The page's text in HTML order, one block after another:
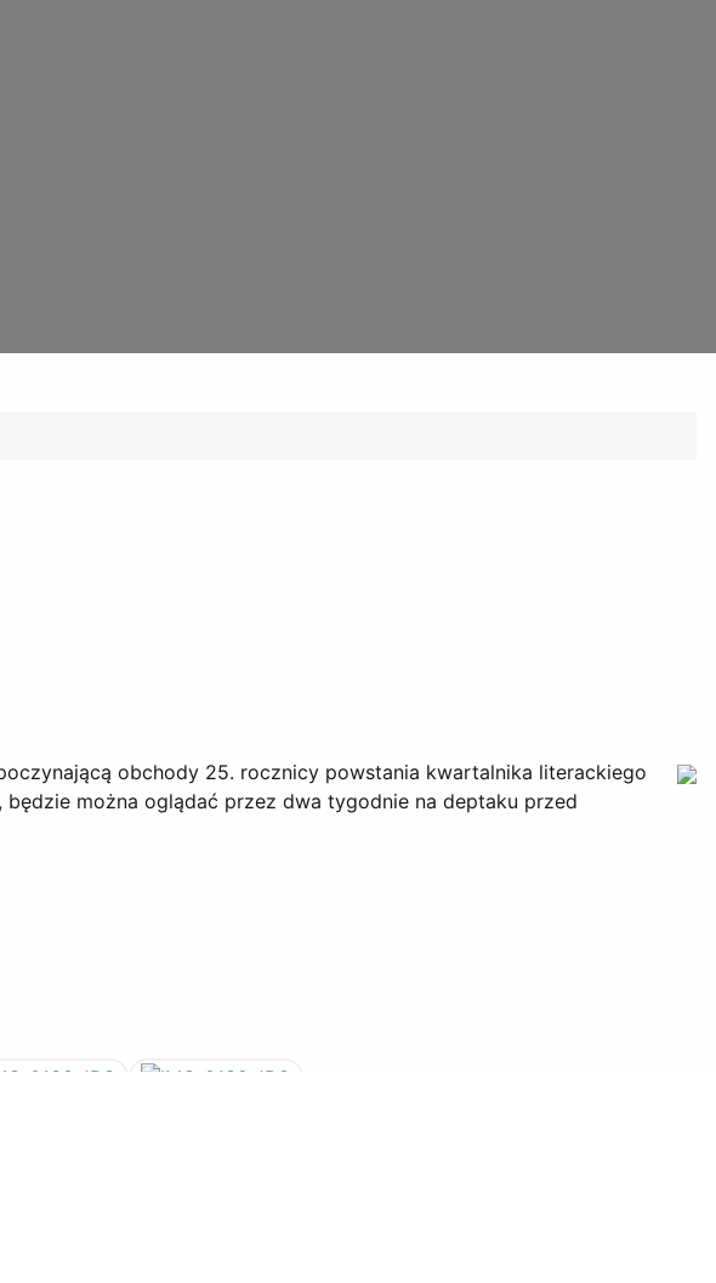
obchody 25. rocznicy powstania kwartalnika literackiego
będzie można oglądać przez dwa tygodnie na deptaku przed